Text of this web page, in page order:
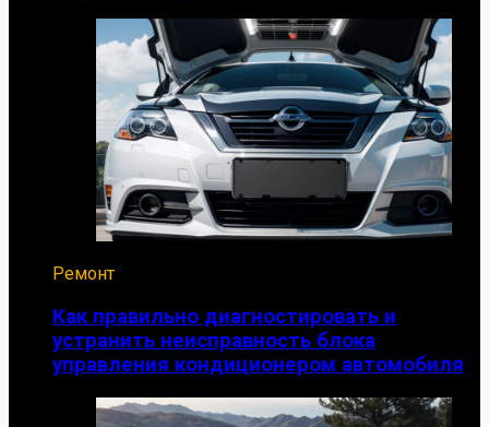
Ремонт
Как правильно диагностировать и
устранить неисправность блока
управления кондиционером автомобиля